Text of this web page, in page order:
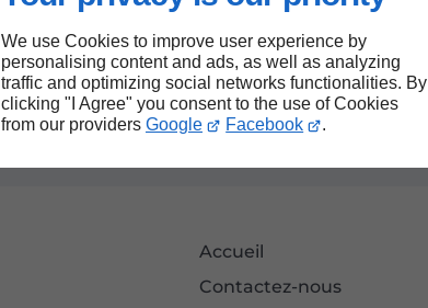
We use Cookies to improve user experience by
personalising content and ads, as well as analyzing
traffic and optimizing social networks functionalities. By
clicking "I Agree" you consent to the use of Cookies
from our providers Google Facebook .
Accueil
Contactez-nous